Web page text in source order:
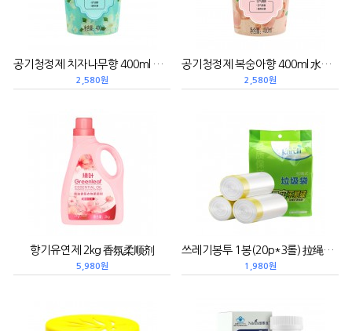
공기청정제 치자나무향 400ml 栀子花液体空气清新剂
2,580원
공기청정제 복숭아향 400ml 水蜜桃空气清新剂
2,580원
향기유연제 2kg 香氛柔顺剂
5,980원
쓰레기봉투 1봉(20p*3롤) 拉绳式垃圾袋
1,980원